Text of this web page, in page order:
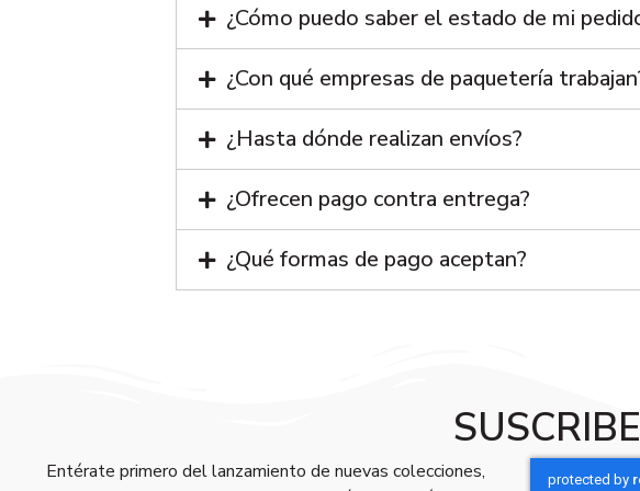
¿Cómo puedo saber el estado de mi
¿Con qué empresas de paquetería
¿Hasta dónde realizan envíos?
¿Ofrecen pago contra entrega?
¿Qué formas de pago aceptan?
Entérate primero del lanzamiento de nuevas colecciones,